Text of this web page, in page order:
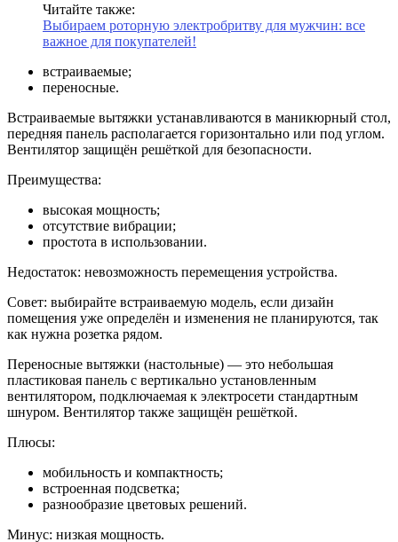
Читайте также:
Выбираем роторную электробритву для мужчин: все
важное для покупателей!
встраиваемые;
переносные.
Встраиваемые вытяжки устанавливаются в маникюрный стол,
передняя панель располагается горизонтально или под углом.
Вентилятор защищён решёткой для безопасности.
Преимущества:
высокая мощность;
отсутствие вибрации;
простота в использовании.
Недостаток: невозможность перемещения устройства.
Совет: выбирайте встраиваемую модель, если дизайн
помещения уже определён и изменения не планируются, так
как нужна розетка рядом.
Переносные вытяжки (настольные) — это небольшая
пластиковая панель с вертикально установленным
вентилятором, подключаемая к электросети стандартным
шнуром. Вентилятор также защищён решёткой.
Плюсы:
мобильность и компактность;
встроенная подсветка;
разнообразие цветовых решений.
Минус: низкая мощность.